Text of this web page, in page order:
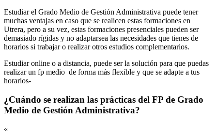
Estudiar el Grado Medio de Gestión Administrativa puede tener
muchas ventajas en caso que se realicen estas formaciones en
Utrera, pero a su vez, estas formaciones presenciales pueden ser
demasiado rígidas y no adaptarsea las necesidades que tienes de
horarios si trabajar o realizar otros estudios complementarios.
Estudiar online o a distancia, puede ser la solución para que puedas
realizar un fp medio de forma más flexible y que se adapte a tus
horarios-
¿Cuándo se realizan las prácticas del FP de Grado
Medio de Gestión Administrativa?
«